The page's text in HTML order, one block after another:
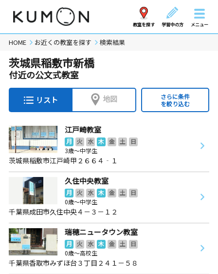
教室を探す 学習中の方 メニュー
HOME お近くの教室を探す 検索結果
茨城県稲敷市新橋
付近の公文式教室
リスト 地図
さらに条件
を絞り込む
江戸崎教室
月 火 水 木 金 土
日
3歳～中学生
茨城県稲敷市江戸崎甲２６６４‐１
久住中央教室
月 火 水 木 金 土
日
0歳～中学生
千葉県成田市久住中央４－３－１２
瑞穂ニュータウン教室
月 火 水 木 金 土
日
0歳～高校生
千葉県香取市みずほ台３丁目２４１－５８